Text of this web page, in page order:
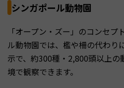
シンガポール動物園
「オープン・ズー」のコンセ
ル動物園では、檻や柵の代わり
示で、約300種・2,800頭以上
境で観察できます。